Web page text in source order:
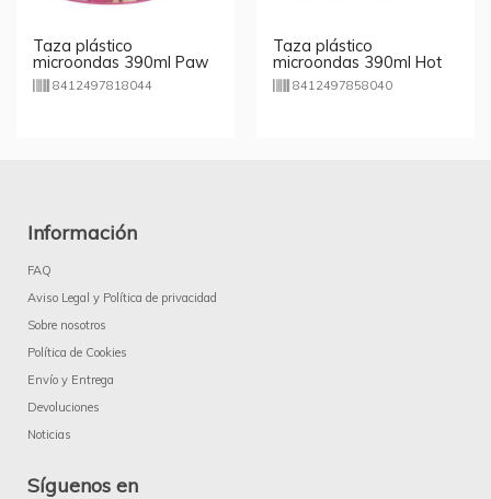
Taza plástico
microondas 390ml Paw
Patrol Girls
8412497818044
Taza plástico
microondas 390ml Hot
Wheels
8412497858040
Información
FAQ
Aviso Legal y Política de privacidad
Sobre nosotros
Política de Cookies
Envío y Entrega
Devoluciones
Noticias
Síguenos en